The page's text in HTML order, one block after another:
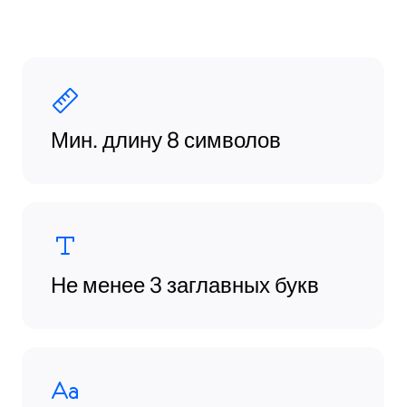
Мин. длину 8 символов
Не менее 3 заглавных букв